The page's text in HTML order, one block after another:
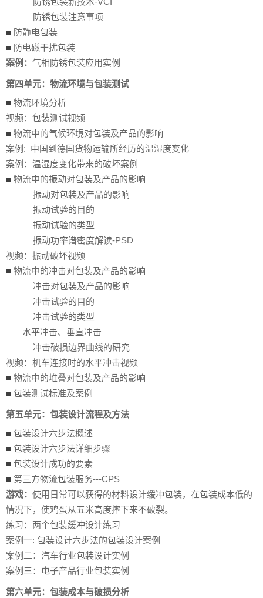
防锈包装注意事项
■ 防静电包装
■ 防电磁干扰包装
案例： 气相防锈包装应用实例
第四单元：物流环境与包装测试
■ 物流环境分析
视频：包装测试视频
■ 物流中的气候环境对包装及产品的影响
案例: 中国到德国货物运输所经历的温湿度变化
案例：温湿度变化带来的破坏案例
■ 物流中的振动对包装及产品的影响
振动对包装及产品的影响
振动试验的目的
振动试验的类型
振动功率谱密度解读-PSD
视频：振动破坏视频
■ 物流中的冲击对包装及产品的影响
冲击对包装及产品的影响
冲击试验的目的
冲击试验的类型
水平冲击、垂直冲击
冲击破损边界曲线的研究
视频：机车连接时的水平冲击视频
■ 物流中的堆叠对包装及产品的影响
■ 包装测试标准及案例
第五单元：包装设计流程及方法
■ 包装设计六步法概述
■ 包装设计六步法详细步骤
■ 包装设计成功的要素
■ 第三方物流包装服务---CPS
游戏： 使用日常可以获得的材料设计缓冲包装，在包装成本低的
情况下，使鸡蛋从五米高度摔下来不破裂。
练习：两个包装缓冲设计练习
案例一: 包装设计六步法的包装设计案例
案例二：汽车行业包装设计实例
案例三：电子产品行业包装实例
第六单元：包装成本与破损分析